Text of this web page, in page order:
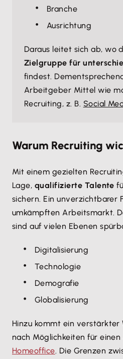
Branche
Ausrichtung
Daraus leitet sich ab, wo
Zielgruppe für
findest.
Arbeitgeber Mittel wie
Recruiting, z. B. Social
Warum Recruiting
Mit einem gezielten
Lage, qualifizierte Talente
sichern. Ein unverzichtbarer
umkämpften Arbeitsmarkt.
sind auf vielen Ebenen
Digitalisierung
Technologie
Demografie
Globalisierung
Hinzu kommt ein verstärkter
nach Möglichkeiten für
Homeoffice. Die Grenzen